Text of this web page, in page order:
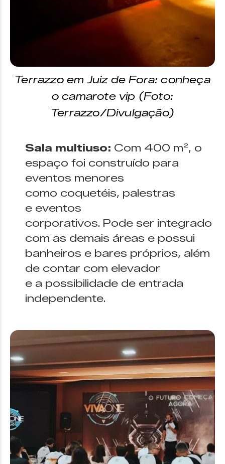
Terrazzo em Juiz de Fora: conheça
o camarote vip (Foto:
Terrazzo/Divulgação)
Sala multiuso: Com 400 m², o
espaço foi construído para
eventos menores
como coquetéis, palestras
e eventos
corporativos. Pode ser integrado
com as demais áreas e possui
banheiros e bares próprios, além
de contar com elevador
e a possibilidade de entrada
independente.